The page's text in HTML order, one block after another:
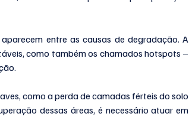
entre as causas de degradação. A
como também os chamados hotspots –
como a perda de camadas férteis do solo
dessas áreas, é necessário atuar em